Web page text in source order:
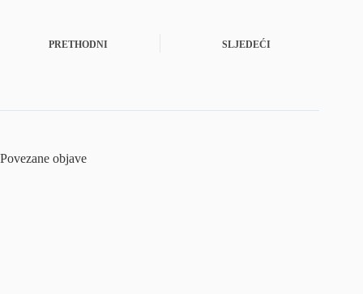
PRETHODNI SLJEDEĆI
Povezane objave